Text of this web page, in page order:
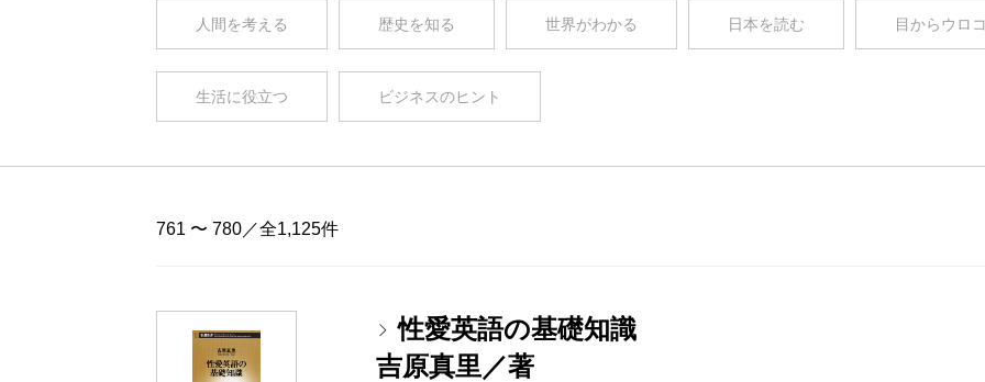
人間を考える 歴史を知る 世界がわかる 日本を読む 目からウロコ
生活に役立つ ビジネスのヒント
761 〜 780／全1,125件
性愛英語の基礎知識
吉原真里／著